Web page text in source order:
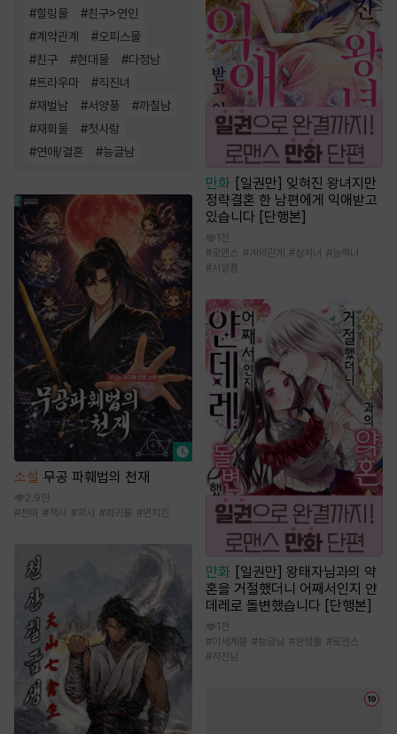
#힐링물 #친구>연인
#계약관계 #오피스물
#친구 #현대물 #다정남
#트라우마 #직진녀
#재벌남 #서양풍 #까칠남
#재회물 #첫사랑
#연애/결혼 #능글남
소설 무공 파훼법의 천재
2.9만
#천마 # 책사 #학사 #회귀물 #먼치킨
만화 [일권만] 잊혀진 왕녀지만
정략결혼 한 남편에게 익애받고
있습니다 [단행본]
1천
#로맨스 #계약관계 #상처녀 #능력녀
#서양풍
만화 [일권만] 왕태자님과의 약
혼을 거절했더니 어째서인지 얀
데레로 돌변했습니다 [단행본]
1천
#이세계물 #능글남 #환생물 #로맨스
#직진남